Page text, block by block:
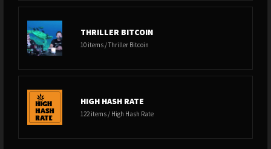
THRILLER BITCOIN
10 items / Thriller Bitcoin
HIGH HASH RATE
122 items / High Hash Rate